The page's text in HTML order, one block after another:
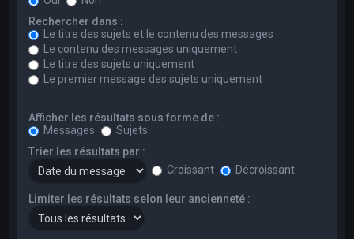
Rechercher dans :
Le titre des sujets et le contenu des messages
Le contenu des messages uniquement
Le titre des sujets uniquement
Le premier message des sujets uniquement
Afficher les résultats sous forme de :
Messages
Sujets
Trier les résultats par :
Croissant
Décroissant
Limiter les résultats selon leur ancienneté :